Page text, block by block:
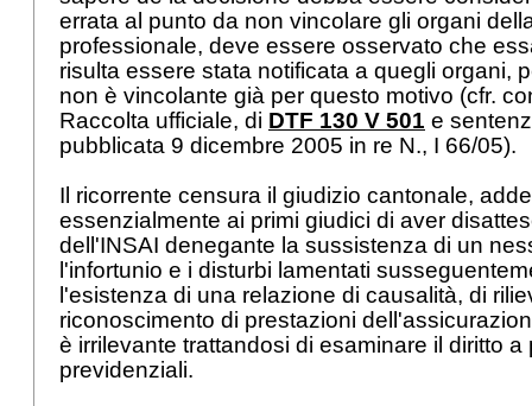
errata al punto da non vincolare gli organi
professionale, deve essere osservato che
risulta essere stata notificata a quegli organi,
non è vincolante già per questo motivo (cfr.
Raccolta ufficiale, di DTF 130 V 501 e
pubblicata 9 dicembre 2005 in re N., I 66/05).
Il ricorrente censura il giudizio cantonale,
essenzialmente ai primi giudici di aver
dell'INSAI denegante la sussistenza di un
l'infortunio e i disturbi lamentati
l'esistenza di una relazione di causalità, di
riconoscimento di prestazioni
è irrilevante trattandosi di esaminare il diritto a
previdenziali.